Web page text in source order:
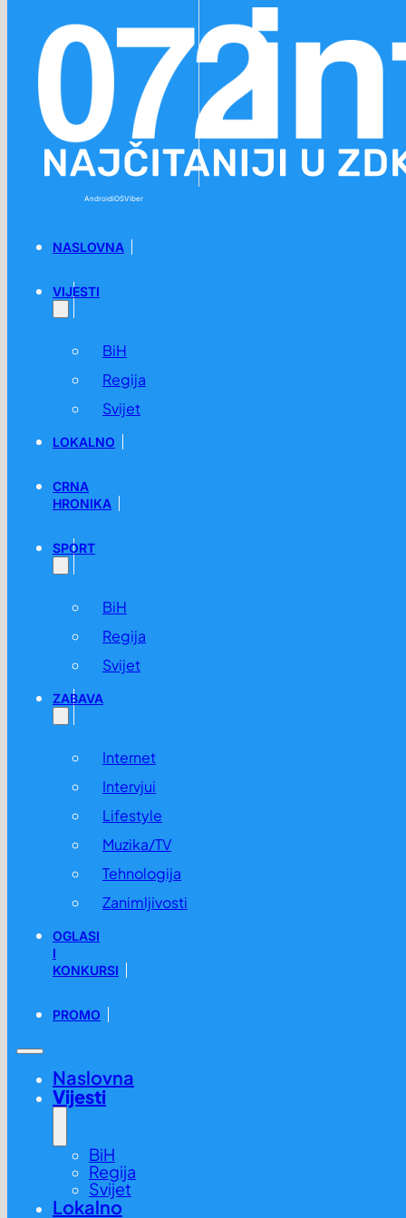
AndroidiOSViber
NASLOVNA
VIJESTI
BiH
Regija
Svijet
LOKALNO
CRNA
HRONIKA
SPORT
BiH
Regija
Svijet
ZABAVA
Internet
Intervjui
Lifestyle
Muzika/TV
Tehnologija
Zanimljivosti
OGLASI
I
KONKURSI
PROMO
Naslovna
Vijesti
BiH
Regija
Svijet
Lokalno